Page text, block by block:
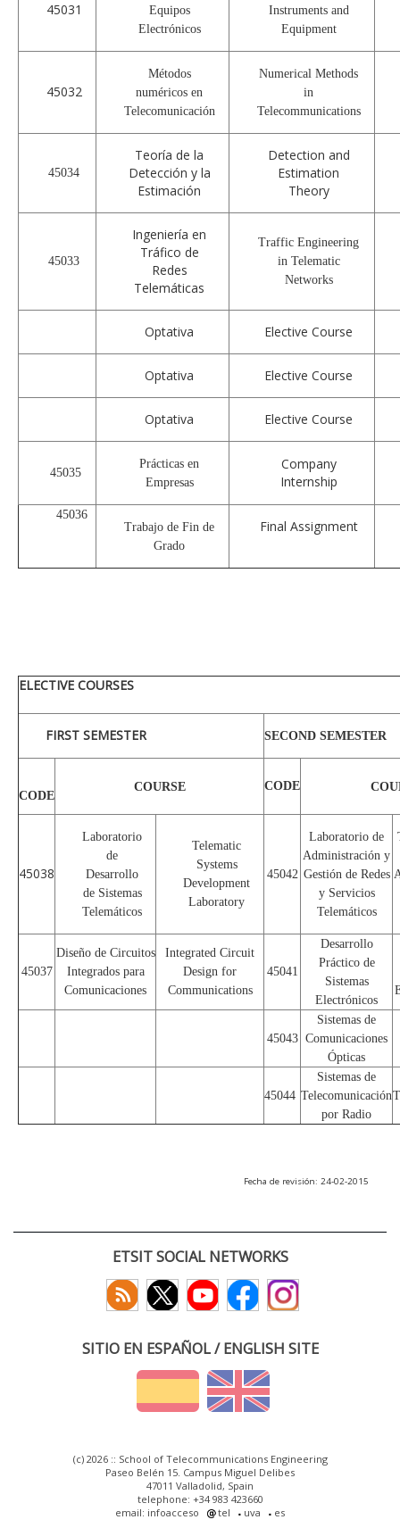
45031
Equipos
Electrónicos
Instruments and
Equipment
45032
Métodos
numéricos en
Telecomunicación
Numerical Methods
in
Telecommunications
45034
Teoría de la
Detección y la
Estimación
Detection and
Estimation
Theory
45033
Ingeniería en
Tráfico de
Redes
Telemáticas
Traffic Engineering
in Telematic
Networks
Optativa Elective Course
Optativa Elective Course
Optativa Elective Course
45035
Prácticas en
Empresas
Company
Internship
45036
Trabajo de Fin de
Grado
Final Assignment
ELECTIVE COURSES
FIRST SEMESTER SECOND SEMESTER
CODE
COURSE CODE
45038
Laboratorio
de
Desarrollo
de Sistemas
Telemáticos
Telematic
Systems
Development
Laboratory
45042
Laboratorio de
Administración y
Gestión de Redes
y Servicios
Telemáticos
45037
Diseño de Circuitos
Integrados para
Comunicaciones
Integrated Circuit
Design for
Communications
45041
Desarrollo
Práctico de
Sistemas
Electrónicos
45043
Sistemas de
Comunicaciones
Ópticas
45044
Sistemas de
Telecomunicación
por Radio
Fecha de revisión: 24-02-2015
ETSIT SOCIAL NETWORKS
SITIO EN ESPAÑOL / ENGLISH SITE
(c) 2026 :: School of Telecommunications Engineering
Paseo Belén 15. Campus Miguel Delibes
47011 Valladolid, Spain
telephone: +34 983 423660
email: infoacceso
tel uva es